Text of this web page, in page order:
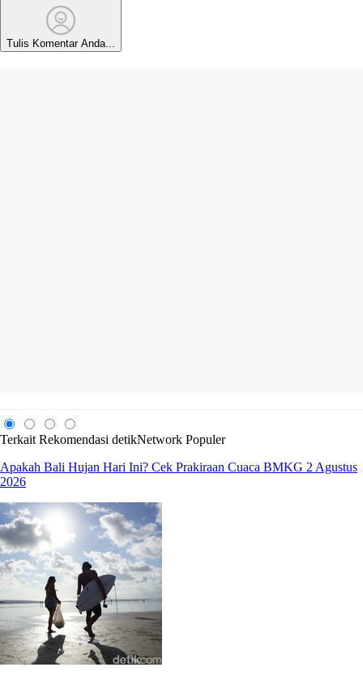
Tulis Komentar Anda...
Terkait Rekomendasi detikNetwork Populer
Apakah Bali Hujan Hari Ini? Cek Prakiraan Cuaca BMKG 2 Agustus
2026